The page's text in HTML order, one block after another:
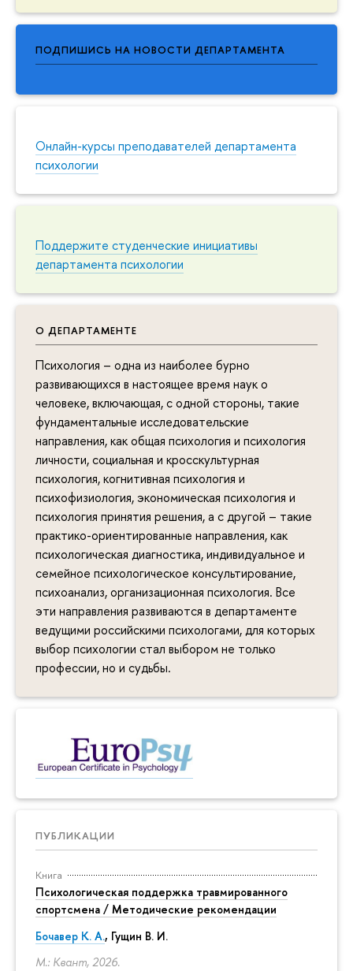
ПОДПИШИСЬ НА НОВОСТИ ДЕПАРТАМЕНТА
Онлайн-курсы преподавателей департамента
психологии
Поддержите студенческие инициативы
департамента психологии
О ДЕПАРТАМЕНТЕ
Психология – одна из наиболее бурно
развивающихся в настоящее время наук о
человеке, включающая, с одной стороны, такие
фундаментальные исследовательские
направления, как общая психология и психология
личности, социальная и кросскультурная
психология, когнитивная психология и
психофизиология, экономическая психология и
психология принятия решения, а с другой – такие
практико-ориентированные направления, как
психологическая диагностика, индивидуальное и
семейное психологическое консультирование,
психоанализ, организационная психология. Все
эти направления развиваются в департаменте
ведущими российскими психологами, для которых
выбор психологии стал выбором не только
профессии, но и судьбы.
ПУБЛИКАЦИИ
Книга
Психологическая поддержка травмированного
спортсмена / Методические рекомендации
Бочавер К. А., Гущин В. И.
М.: Квант, 2026.